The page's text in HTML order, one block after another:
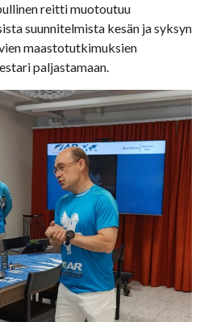
reitti muotoutuu
suunnitelmista kesän ja syksyn
maastotutkimuksien
paljastamaan.